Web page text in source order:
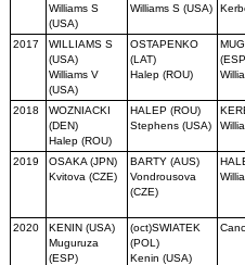
Williams S
(USA)
Williams S (USA)
2017
WILLIAMS S
(USA)
Williams V
(USA)
OSTAPENKO
(LAT)
Halep (ROU)
2018
WOZNIACKI
(DEN)
Halep (ROU)
HALEP (ROU)
Stephens (USA)
2019
OSAKA (JPN)
Kvitova (CZE)
BARTY (AUS)
Vondrousova
(CZE)
2020
KENIN (USA)
Muguruza
(ESP)
(oct)SWIATEK
(POL)
Kenin (USA)